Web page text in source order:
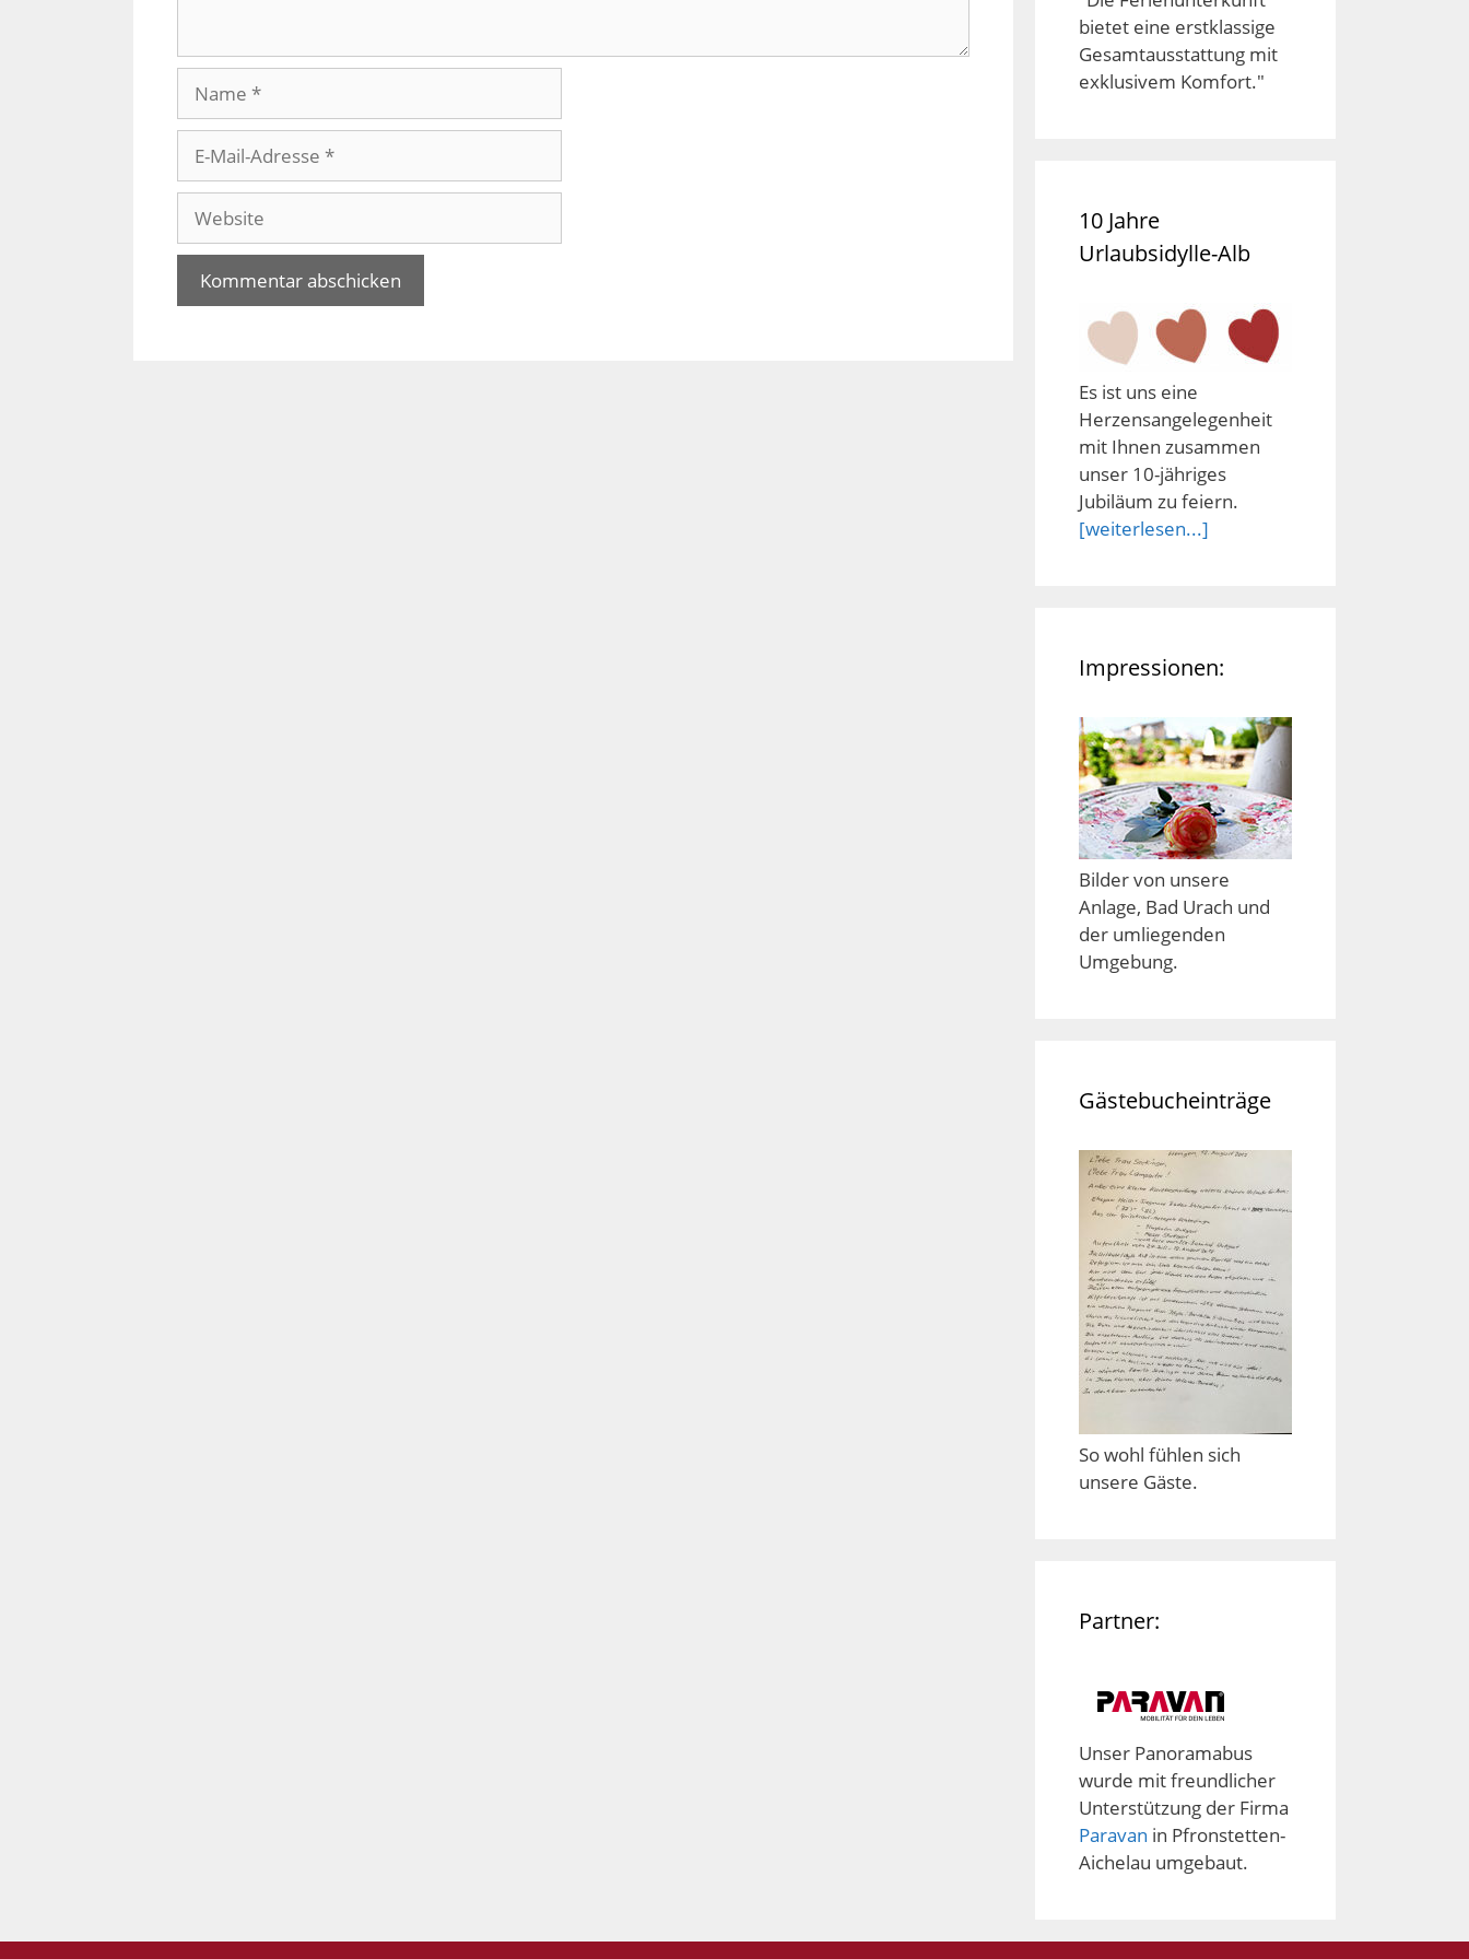
Mail-
Adresse
Website
bietet eine erstklassige
Gesamtausstattung mit
exklusivem Komfort."
10 Jahre
Urlaubsidylle-Alb
Es ist uns eine
Herzensangelegenheit
mit Ihnen zusammen
unser 10-jähriges
Jubiläum zu feiern.
[weiterlesen...]
Impressionen:
Bilder von unsere
Anlage, Bad Urach und
der umliegenden
Umgebung.
Gästebucheinträge
So wohl fühlen sich
unsere Gäste.
Partner:
Unser Panoramabus
wurde mit freundlicher
Unterstützung der Firma
Paravan in Pfronstetten-
Aichelau umgebaut.